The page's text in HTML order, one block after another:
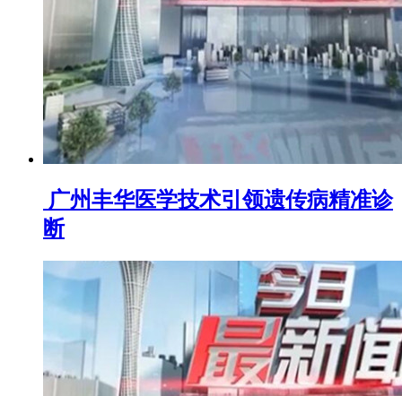
​ 广州丰华医学技术引领遗传病精准诊
断